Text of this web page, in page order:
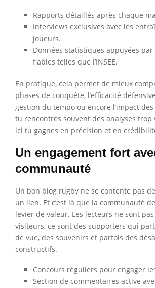
Rapports détaillés après chaque
Interviews exclusives avec les
joueurs.
Données statistiques appuyées par
fiables telles que l’INSEE.
En pratique, cela permet de mieux
phases de conquête, l’efficacité
gestion du tempo ou encore l’impact
tu rencontres souvent des analyses trop
ici tu gagnes en précision et en
Un engagement fort
communauté
Un bon blog rugby ne se contente pas
un lien. Et c’est là que la communauté
levier de valeur. Les lecteurs ne sont
visiteurs, ce sont des supporters qui
de vue, des souvenirs et parfois des
constructifs.
Concours réguliers pour engager
Section de commentaires active